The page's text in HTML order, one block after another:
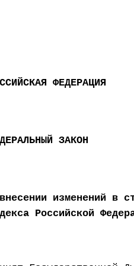
ФЕДЕРАЦИЯ
ЗАКОН
изменений в
Российской